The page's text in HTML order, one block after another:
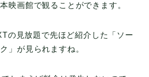
映画館で観ることができます。
の見放題で先ほど紹介した「ソー
」が見られますね。